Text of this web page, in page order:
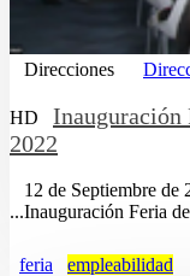
Direcciones
HD Inauguración
2022
12 de Septiembre de
...Inauguración Feria de
feria empleabilidad